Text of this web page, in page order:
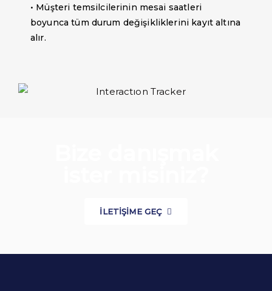
• Müşteri temsilcilerinin mesai saatleri
boyunca tüm durum değişikliklerini kayıt altına
alır.
İLETİŞİME GEÇ